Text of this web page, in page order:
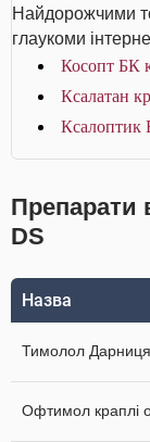
Найдорожчими
глаукоми
Косопт БК
Ксалатан
Ксалоптик
Препарати
DS
Назва
Тимолол
Офтимол краплі